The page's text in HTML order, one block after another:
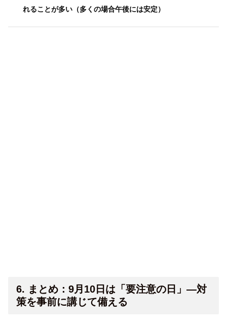
れることが多い（多くの場合午後には安定）
6. まとめ：9月10日は「要注意の日」—対
策を事前に講じて備える